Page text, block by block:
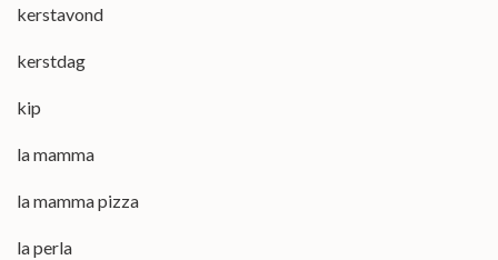
kerstavond
kerstdag
kip
la mamma
la mamma pizza
la perla